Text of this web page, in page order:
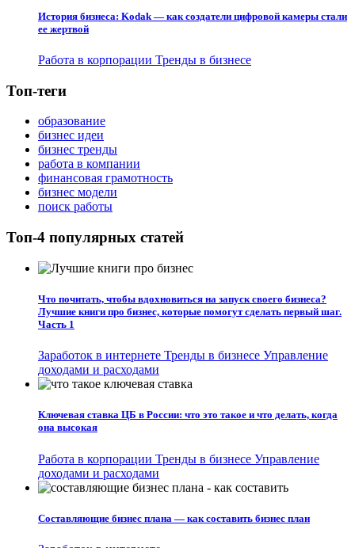
История бизнеса: Kodak — как создатели цифровой камеры стали
ее жертвой
Работа в корпорации Тренды в бизнесе
Топ-теги
образование
бизнес идеи
бизнес тренды
работа в компании
финансовая грамотность
бизнес модели
поиск работы
Топ-4 популярных статей
Что почитать, чтобы вдохновиться на запуск своего бизнеса?
Лучшие книги про бизнес, которые помогут сделать первый шаг.
Часть 1
Заработок в интернете Тренды в бизнесе Управление
доходами и расходами
Ключевая ставка ЦБ в России: что это такое и что делать, когда
она высокая
Работа в корпорации Тренды в бизнесе Управление
доходами и расходами
Составляющие бизнес плана — как составить бизнес план